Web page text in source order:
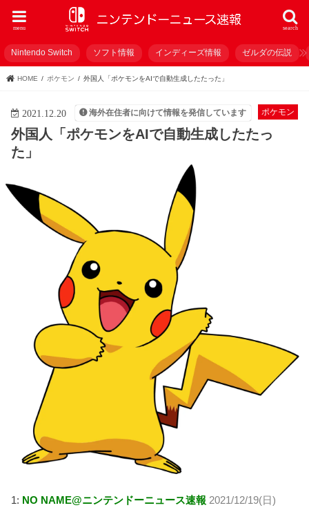
search
menu
Nintendo Switch ソフト情報 インディーズ情報 ゼルダの伝説
HOME ポケモン 外国人「ポケモンをAIで自動生成したたった」
ポケモン
2021.12.20 海外在住者に向けて情報を発信しています
外国人「ポケモンをAIで自動生成したたっ
た」
1: NO NAME@ニンテンドーニュース速報 2021/12/19(日)